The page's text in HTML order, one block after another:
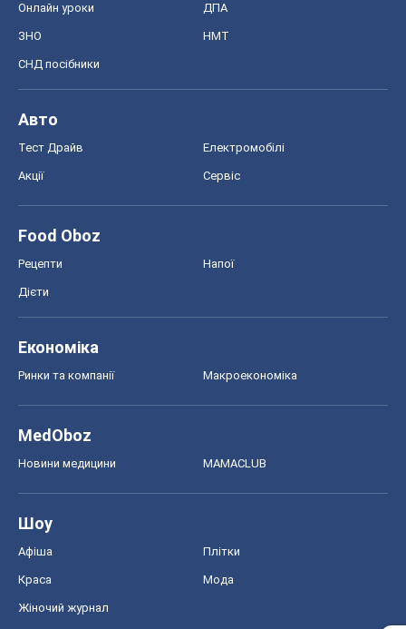
Онлайн уроки ДПА
ЗНО НМТ
СНД посібники
Авто
Тест Драйв Електромобілі
Акції Сервіс
Food Oboz
Рецепти Напої
Дієти
Економіка
Ринки та компанії Макроекономіка
MedOboz
Новини медицини MAMACLUB
Шоу
Афіша Плітки
Краса Мода
Жіночий журнал